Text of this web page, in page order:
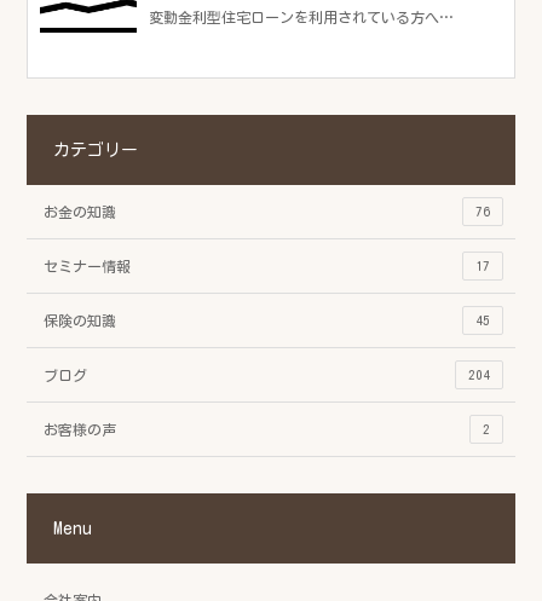
変動金利型住宅ローンを利用されている方へ…
カテゴリー
お金の知識 76
セミナー情報 17
保険の知識 45
ブログ 204
お客様の声 2
Menu